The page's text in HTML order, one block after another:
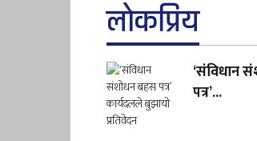
लाेकप्रिय
‘संविधान
पत्र’...